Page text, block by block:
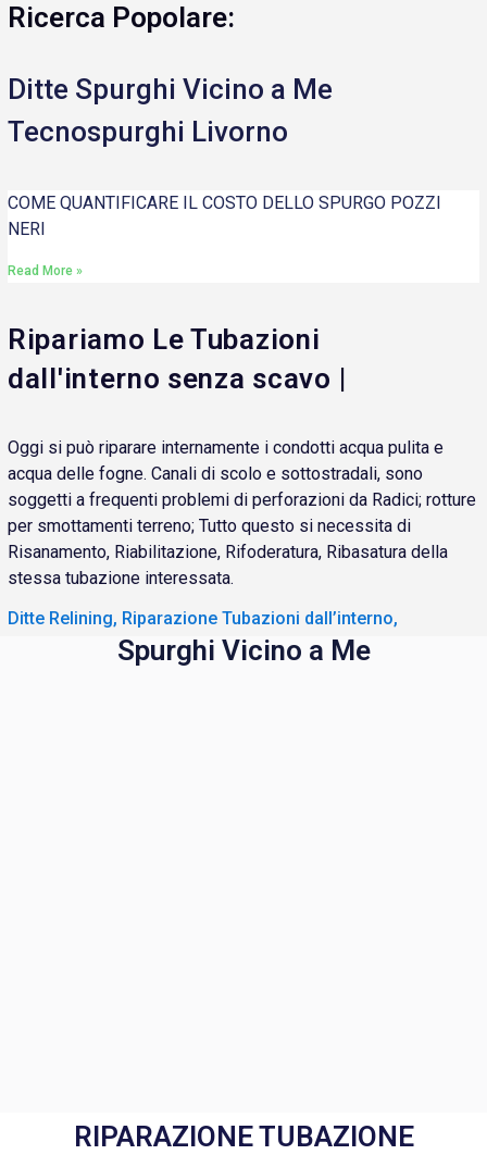
Ricerca Popolare:
Ditte Spurghi Vicino a Me
Tecnospurghi Livorno
COME QUANTIFICARE IL COSTO DELLO SPURGO POZZI
NERI
Read More »
Ripariamo Le Tubazioni
dall'interno senza scavo |
Oggi si può riparare internamente i condotti acqua pulita e
acqua delle fogne. Canali di scolo e sottostradali, sono
soggetti a frequenti problemi di perforazioni da Radici; rotture
per smottamenti terreno; Tutto questo si necessita di
Risanamento, Riabilitazione, Rifoderatura, Ribasatura della
stessa tubazione interessata.
Ditte Relining, Riparazione Tubazioni dall’interno,
Spurghi Vicino a Me
RIPARAZIONE TUBAZIONE